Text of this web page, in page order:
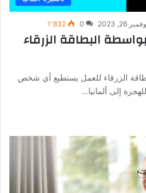
26, 2023
0 1٬832
البطاقة الزرقاء
الزرقاء للعمل يستطيع أي شخص
إلى ألمانيا…